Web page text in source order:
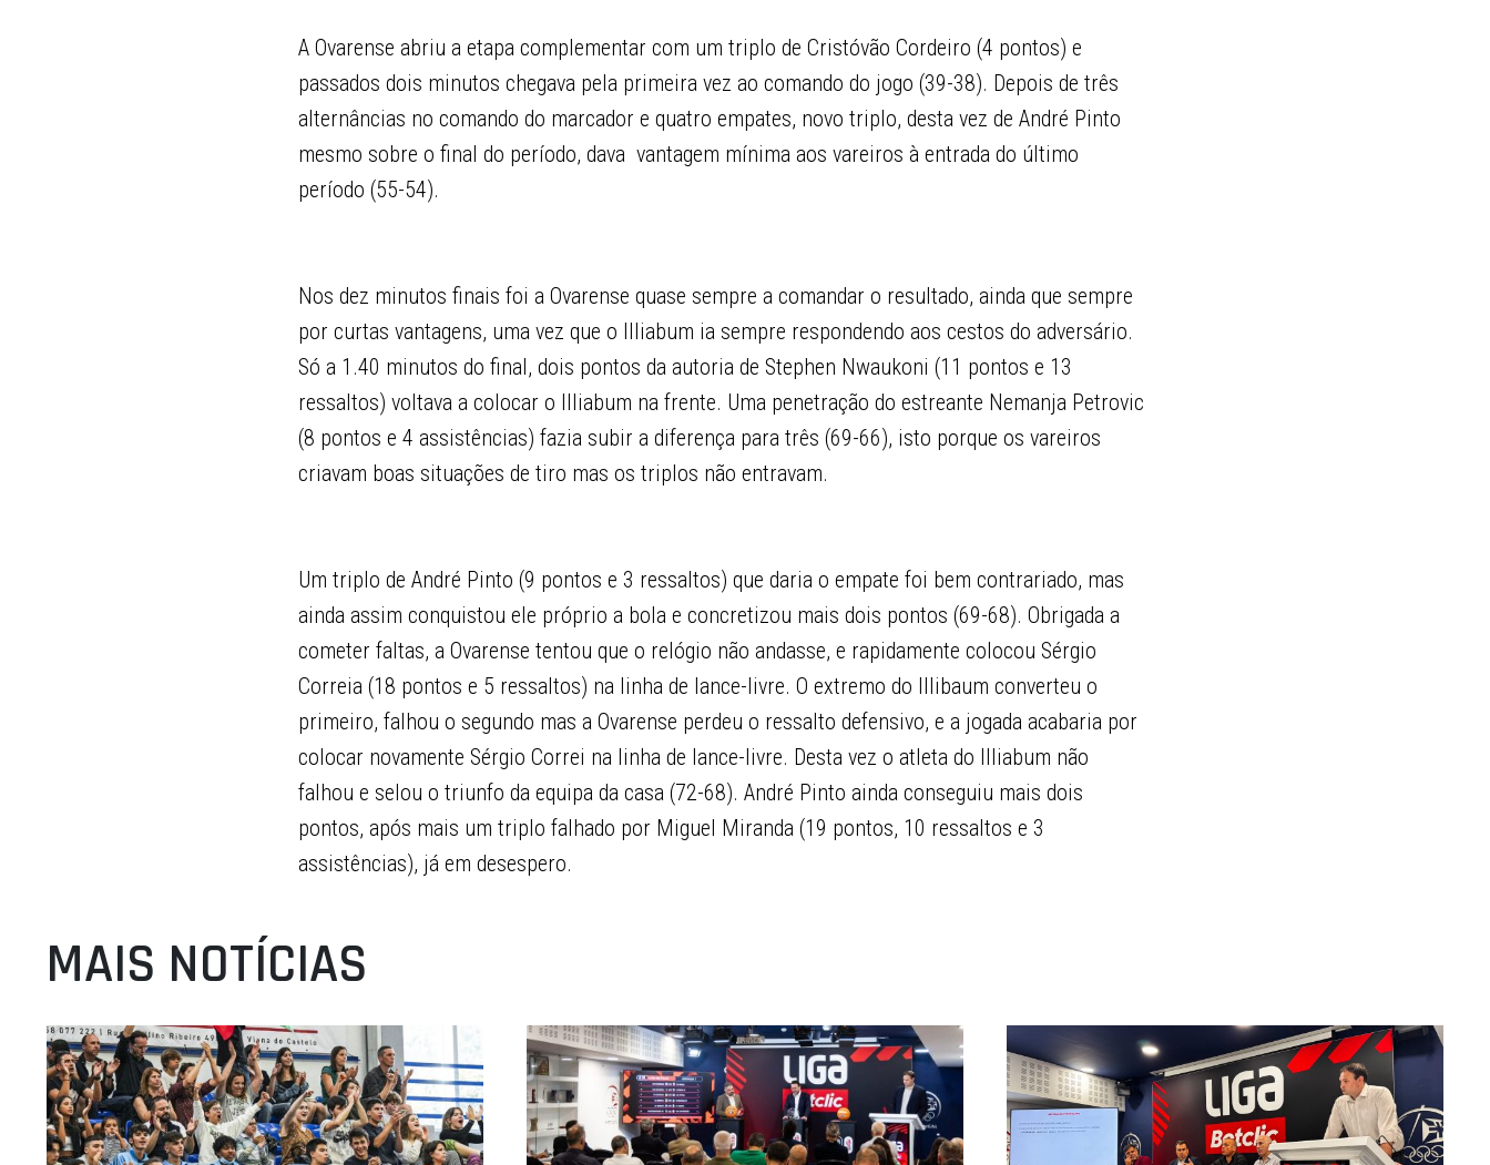
A Ovarense abriu a etapa complementar com um triplo de Cristóvão Cordeiro (4 pontos) e
passados dois minutos chegava pela primeira vez ao comando do jogo (39-38). Depois de três
alternâncias no comando do marcador e quatro empates, novo triplo, desta vez de André Pinto
mesmo sobre o final do período, dava vantagem mínima aos vareiros à entrada do último
período (55-54).
Nos dez minutos finais foi a Ovarense quase sempre a comandar o resultado, ainda que sempre
por curtas vantagens, uma vez que o Illiabum ia sempre respondendo aos cestos do adversário.
Só a 1.40 minutos do final, dois pontos da autoria de Stephen Nwaukoni (11 pontos e 13
ressaltos) voltava a colocar o Illiabum na frente. Uma penetração do estreante Nemanja Petrovic
(8 pontos e 4 assistências) fazia subir a diferença para três (69-66), isto porque os vareiros
criavam boas situações de tiro mas os triplos não entravam.
Um triplo de André Pinto (9 pontos e 3 ressaltos) que daria o empate foi bem contrariado, mas
ainda assim conquistou ele próprio a bola e concretizou mais dois pontos (69-68). Obrigada a
cometer faltas, a Ovarense tentou que o relógio não andasse, e rapidamente colocou Sérgio
Correia (18 pontos e 5 ressaltos) na linha de lance-livre. O extremo do Illibaum converteu o
primeiro, falhou o segundo mas a Ovarense perdeu o ressalto defensivo, e a jogada acabaria por
colocar novamente Sérgio Correi na linha de lance-livre. Desta vez o atleta do Illiabum não
falhou e selou o triunfo da equipa da casa (72-68). André Pinto ainda conseguiu mais dois
pontos, após mais um triplo falhado por Miguel Miranda (19 pontos, 10 ressaltos e 3
assistências), já em desespero.
MAIS NOTÍCIAS